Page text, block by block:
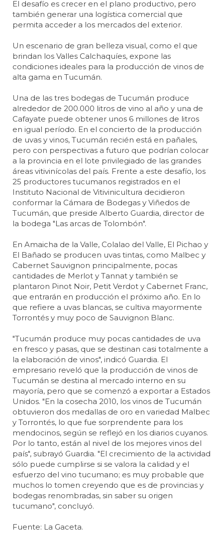
El desafío es crecer en el plano productivo, pero
también generar una logística comercial que
permita acceder a los mercados del exterior.
Un escenario de gran belleza visual, como el que
brindan los Valles Calchaquíes, expone las
condiciones ideales para la producción de vinos de
alta gama en Tucumán.
Una de las tres bodegas de Tucumán produce
alrededor de 200.000 litros de vino al año y una de
Cafayate puede obtener unos 6 millones de litros
en igual período. En el concierto de la producción
de uvas y vinos, Tucumán recién está en pañales,
pero con perspectivas a futuro que podrían colocar
a la provincia en el lote privilegiado de las grandes
áreas vitivinícolas del país. Frente a este desafío, los
25 productores tucumanos registrados en el
Instituto Nacional de Vitivinicultura decidieron
conformar la Cámara de Bodegas y Viñedos de
Tucumán, que preside Alberto Guardia, director de
la bodega "Las arcas de Tolombón".
En Amaicha de la Valle, Colalao del Valle, El Pichao y
El Bañado se producen uvas tintas, como Malbec y
Cabernet Sauvignon principalmente, pocas
cantidades de Merlot y Tannat y también se
plantaron Pinot Noir, Petit Verdot y Cabernet Franc,
que entrarán en producción el próximo año. En lo
que refiere a uvas blancas, se cultiva mayormente
Torrontés y muy poco de Sauvignon Blanc.
"Tucumán produce muy pocas cantidades de uva
en fresco y pasas, que se destinan casi totalmente a
la elaboración de vinos", indicó Guardia. El
empresario reveló que la producción de vinos de
Tucumán se destina al mercado interno en su
mayoría, pero que se comenzó a exportar a Estados
Unidos. "En la cosecha 2010, los vinos de Tucumán
obtuvieron dos medallas de oro en variedad Malbec
y Torrontés, lo que fue sorprendente para los
mendocinos, según se reflejó en los diarios cuyanos.
Por lo tanto, están al nivel de los mejores vinos del
país", subrayó Guardia. "El crecimiento de la actividad
sólo puede cumplirse si se valora la calidad y el
esfuerzo del vino tucumano; es muy probable que
muchos lo tomen creyendo que es de provincias y
bodegas renombradas, sin saber su origen
tucumano", concluyó.
Fuente: La Gaceta.